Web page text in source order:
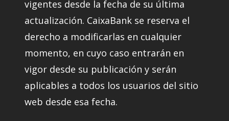
vigentes desde la fecha de su última
actualización. CaixaBank se reserva el
derecho a modificarlas en cualquier
momento, en cuyo caso entrarán en
vigor desde su publicación y serán
aplicables a todos los usuarios del sitio
web desde esa fecha.